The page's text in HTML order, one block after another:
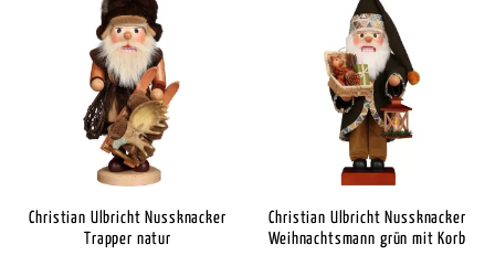
Christian Ulbricht Nussknacker
Trapper natur
Christian Ulbricht Nussknacker
Weihnachtsmann grün mit Korb